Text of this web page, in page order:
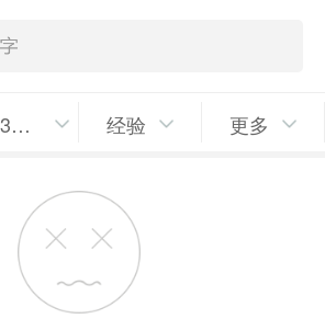
2K~3K/月 经验 更多